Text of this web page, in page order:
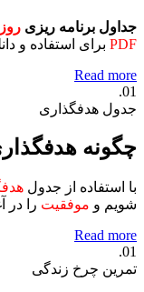
جداول برنامه ریزی
PDF برای استفاده و
Read more
01.
جدول هدفگذاری
چگونه
با استفاده از جدول
شویم و موفقیت را در
Read more
01.
تمرین چرخ زندگی